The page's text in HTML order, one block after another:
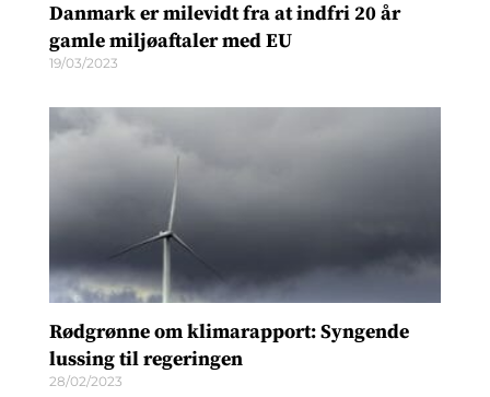
Danmark er milevidt fra at indfri 20 år
gamle miljøaftaler med EU
19/03/2023
Rødgrønne om klimarapport: Syngende
lussing til regeringen
28/02/2023